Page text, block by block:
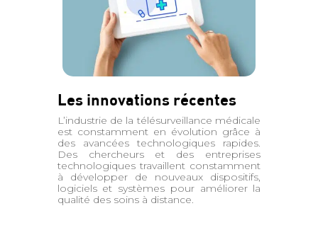
Les innovations récentes
L’industrie de la télésurveillance médicale
est constamment en évolution grâce à
des avancées technologiques rapides.
Des chercheurs et des entreprises
technologiques travaillent constamment
à développer de nouveaux dispositifs,
logiciels et systèmes pour améliorer la
qualité des soins à distance.